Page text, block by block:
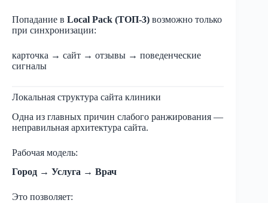
Попадание в Local Pack (ТОП-3) возможно только
при синхронизации:
карточка → сайт → отзывы → поведенческие
сигналы
Локальная структура сайта клиники
Одна из главных причин слабого ранжирования —
неправильная архитектура сайта.
Рабочая модель:
Город → Услуга → Врач
Это позволяет: